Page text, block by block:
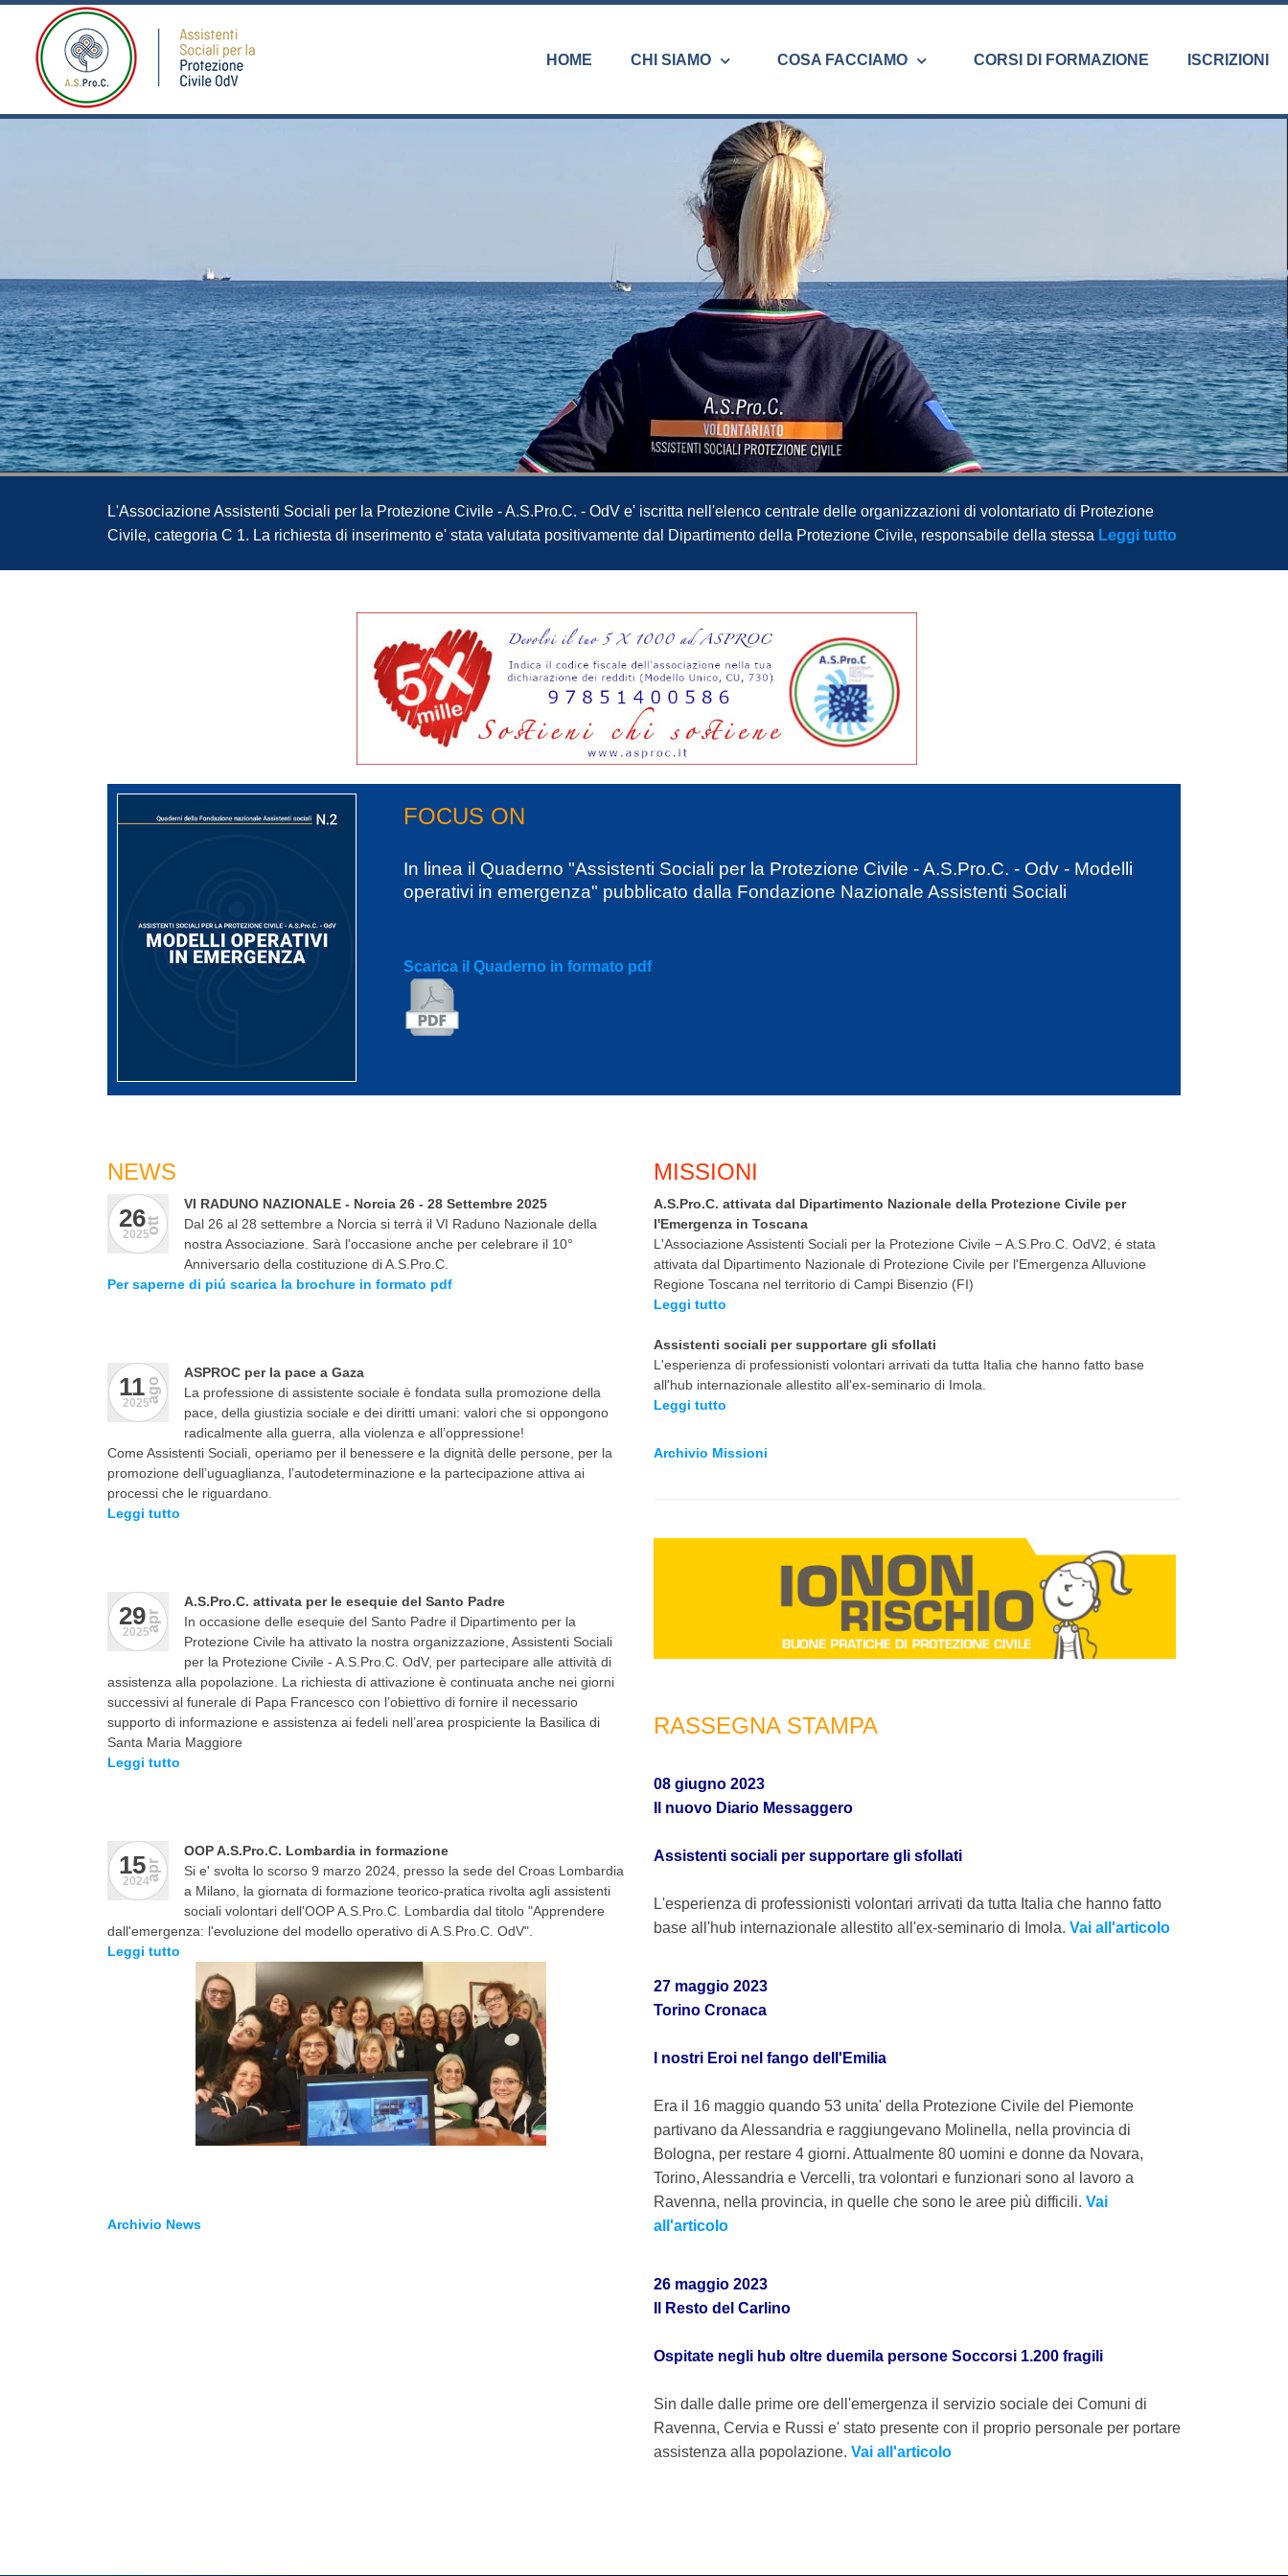
HOME CHI SIAMO COSA FACCIAMO CORSI DI FORMAZIONE ISCRIZIONI
L'Associazione Assistenti Sociali per la Protezione Civile - A.S.Pro.C. - OdV e' iscritta nell'elenco centrale delle organizzazioni di volontariato di Protezione
Civile, categoria C 1. La richiesta di inserimento e' stata valutata positivamente dal Dipartimento della Protezione Civile, responsabile della stessa Leggi tutto
FOCUS ON
In linea il Quaderno "Assistenti Sociali per la Protezione Civile - A.S.Pro.C. - Odv - Modelli
operativi in emergenza" pubblicato dalla Fondazione Nazionale Assistenti Sociali
Scarica il Quaderno in formato pdf
NEWS
26
2025ott
VI RADUNO NAZIONALE - Norcia 26 - 28 Settembre 2025
Dal 26 al 28 settembre a Norcia si terrà il VI Raduno Nazionale della
nostra Associazione. Sarà l'occasione anche per celebrare il 10°
Anniversario della costituzione di A.S.Pro.C.
Per saperne di piú scarica la brochure in formato pdf
11
2025ago
ASPROC per la pace a Gaza
La professione di assistente sociale è fondata sulla promozione della
pace, della giustizia sociale e dei diritti umani: valori che si oppongono
radicalmente alla guerra, alla violenza e all’oppressione!
Come Assistenti Sociali, operiamo per il benessere e la dignità delle persone, per la
promozione dell’uguaglianza, l’autodeterminazione e la partecipazione attiva ai
processi che le riguardano.
Leggi tutto
29
2025apr
A.S.Pro.C. attivata per le esequie del Santo Padre
In occasione delle esequie del Santo Padre il Dipartimento per la
Protezione Civile ha attivato la nostra organizzazione, Assistenti Sociali
per la Protezione Civile - A.S.Pro.C. OdV, per partecipare alle attività di
assistenza alla popolazione. La richiesta di attivazione è continuata anche nei giorni
successivi al funerale di Papa Francesco con l’obiettivo di fornire il necessario
supporto di informazione e assistenza ai fedeli nell’area prospiciente la Basilica di
Santa Maria Maggiore
Leggi tutto
15
2024apr
OOP A.S.Pro.C. Lombardia in formazione
Si e' svolta lo scorso 9 marzo 2024, presso la sede del Croas Lombardia
a Milano, la giornata di formazione teorico-pratica rivolta agli assistenti
sociali volontari dell'OOP A.S.Pro.C. Lombardia dal titolo "Apprendere
dall'emergenza: l'evoluzione del modello operativo di A.S.Pro.C. OdV".
Leggi tutto
Archivio News
MISSIONI
A.S.Pro.C. attivata dal Dipartimento Nazionale della Protezione Civile per
l'Emergenza in Toscana
L'Associazione Assistenti Sociali per la Protezione Civile − A.S.Pro.C. OdV2, é stata
attivata dal Dipartimento Nazionale di Protezione Civile per l'Emergenza Alluvione
Regione Toscana nel territorio di Campi Bisenzio (FI)
Leggi tutto
Assistenti sociali per supportare gli sfollati
L'esperienza di professionisti volontari arrivati da tutta Italia che hanno fatto base
all'hub internazionale allestito all'ex-seminario di Imola.
Leggi tutto
Archivio Missioni
RASSEGNA STAMPA
08 giugno 2023
Il nuovo Diario Messaggero
Assistenti sociali per supportare gli sfollati
L'esperienza di professionisti volontari arrivati da tutta Italia che hanno fatto
base all'hub internazionale allestito all'ex-seminario di Imola. Vai all'articolo
27 maggio 2023
Torino Cronaca
I nostri Eroi nel fango dell'Emilia
Era il 16 maggio quando 53 unita' della Protezione Civile del Piemonte
partivano da Alessandria e raggiungevano Molinella, nella provincia di
Bologna, per restare 4 giorni. Attualmente 80 uomini e donne da Novara,
Torino, Alessandria e Vercelli, tra volontari e funzionari sono al lavoro a
Ravenna, nella provincia, in quelle che sono le aree più difficili. Vai
all'articolo
26 maggio 2023
Il Resto del Carlino
Ospitate negli hub oltre duemila persone Soccorsi 1.200 fragili
Sin dalle dalle prime ore dell'emergenza il servizio sociale dei Comuni di
Ravenna, Cervia e Russi e' stato presente con il proprio personale per portare
assistenza alla popolazione. Vai all'articolo